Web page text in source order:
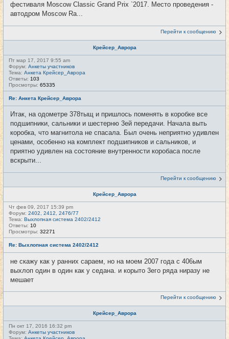
фестиваля Moscow Classic Grand Prix `2017. Место проведения -
автодром Moscow Ra...
Перейти к сообщению
Крейсер_Аврора
Пт мар 17, 2017 9:55 am
Форум: Анкеты участников
Тема: Анкета Крейсер_Аврора
Ответы: 103
Просмотры: 65335
Re: Анкета Крейсер_Аврора
Итак, на одометре 378тыщ и пришлось поменять в коробке все
подшипники, сальники и шестерню 3ей передачи. Начала выть
коробка, что магнитола не спасала. Был очень неприятно удивлен
ценами, особенно на комплект подшипников и сальников, и
приятно удивлен на состояние внутренности коробаса после
вскрыти...
Перейти к сообщению
Крейсер_Аврора
Чт фев 09, 2017 15:39 pm
Форум: 2402, 2412, 2476/77
Тема: Выхлопная система 2402/2412
Ответы: 10
Просмотры: 32271
Re: Выхлопная система 2402/2412
не скажу как у ранних сараем, но на моем 2007 года с 406ым
выхлоп один в один как у седана. и корыто 3его ряда ниразу не
мешает
Перейти к сообщению
Крейсер_Аврора
Пн окт 17, 2016 16:32 pm
Форум: Анкеты участников